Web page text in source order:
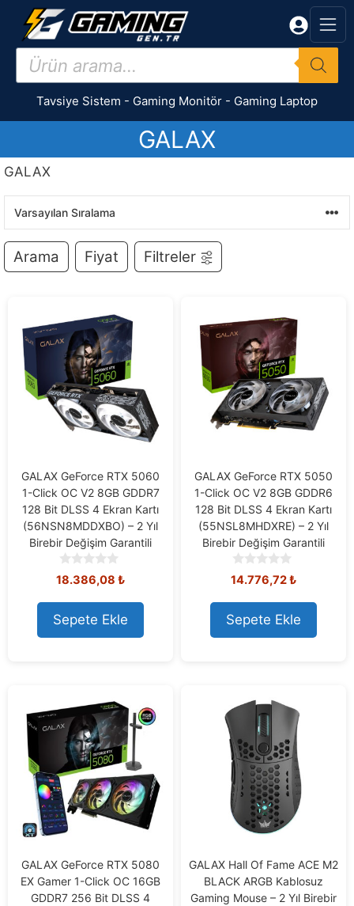
İçeriğe
Products
search
Tavsiye Sistem - Gaming Monitör - Gaming Laptop
GALAX
GALAX
Arama Fiyat Filtreler
GALAX GeForce RTX 5060
1-Click OC V2 8GB GDDR7
128 Bit DLSS 4 Ekran Kartı
(56NSN8MDDXBO) – 2 Yıl
Birebir Değişim Garantili
0
o
u
t
o
f
18.386,08 ₺
Sepete Ekle
GALAX GeForce RTX 5050
1-Click OC V2 8GB GDDR6
128 Bit DLSS 4 Ekran Kartı
(55NSL8MHDXRE) – 2 Yıl
Birebir Değişim Garantili
0
o
u
t
o
f
14.776,72₺
Sepete Ekle
GALAX GeForce RTX 5080
EX Gamer 1-Click OC 16GB
GDDR7 256 Bit DLSS 4
GALAX Hall Of Fame ACE M2
BLACK ARGB Kablosuz
Gaming Mouse – 2 Yıl Birebir